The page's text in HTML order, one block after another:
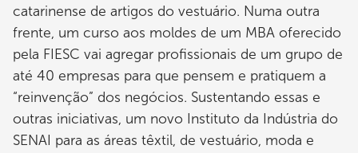
catarinense de artigos do vestuário. Numa outra
frente, um curso aos moldes de um MBA oferecido
pela FIESC vai agregar profissionais de um grupo de
até 40 empresas para que pensem e pratiquem a
“reinvenção” dos negócios. Sustentando essas e
outras iniciativas, um novo Instituto da Indústria do
SENAI para as áreas têxtil, de vestuário, moda e